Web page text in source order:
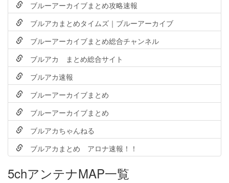
ブルーアーカイブまとめ攻略速報
ブルアカまとめタイムズ｜ブルーアーカイブ
ブルーアーカイブまとめ総合チャンネル
ブルアカ まとめ総合サイト
ブルアカ速報
ブルーアーカイブまとめ
ブルーアーカイブまとめ
ブルアカちゃんねる
ブルアカまとめ アロナ速報！！
5chアンテナMAP一覧